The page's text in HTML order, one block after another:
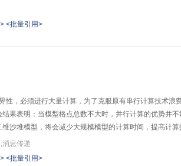
<批量引用>
，必须进行大量计算，为了克服原有串行计算技术浪
果表明：当模型格点总数不大时，并行计算的优势并
沙堆模型，将会减少大规模模型的计算时间，提高计
消息传递
<批量引用>